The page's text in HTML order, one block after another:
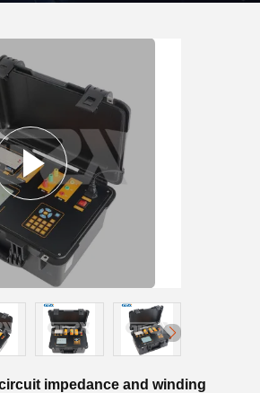
impedance and winding